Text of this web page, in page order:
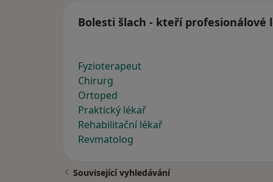
Bolesti šlach - kteří profesionálové
Fyzioterapeut
Chirurg
Ortoped
Praktický lékař
Rehabilitační lékař
Revmatolog
Související vyhledávání